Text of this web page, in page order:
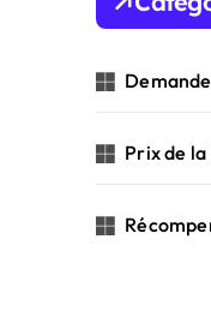
Prix de